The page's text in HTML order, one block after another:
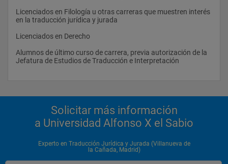
Licenciados en Filología u otras carreras que muestren interés
en la traducción jurídica y jurada
Licenciados en Derecho
Alumnos de último curso de carrera, previa autorización de la
Jefatura de Estudios de Traducción e Interpretación
Solicitar más información
a Universidad Alfonso X el Sabio
Experto en Traducción Jurídica y Jurada (Villanueva de
la Cañada, Madrid)